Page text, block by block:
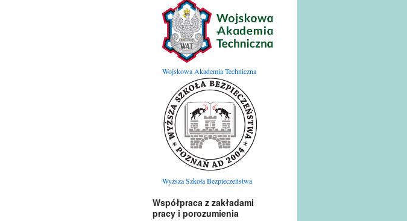
Wojskowa Akademia Techniczna
Wyższa Szkoła Bezpieczeństwa
Współpraca z zakładami
pracy i porozumienia